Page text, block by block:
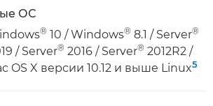
ОС
® 10 / Windows® 8.1 / Server®
/ Server® 2016 / Server® 2012R2 /
OS X версии 10.12 и выше Linux5